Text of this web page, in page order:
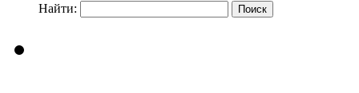
Найти: